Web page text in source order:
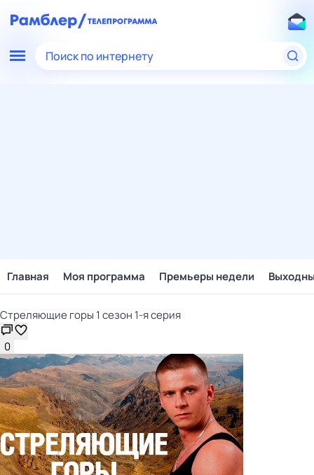
Поиск по интернету
Главная Моя программа Премьеры недели
Стреляющие горы 1 сезон 1-я серия
0